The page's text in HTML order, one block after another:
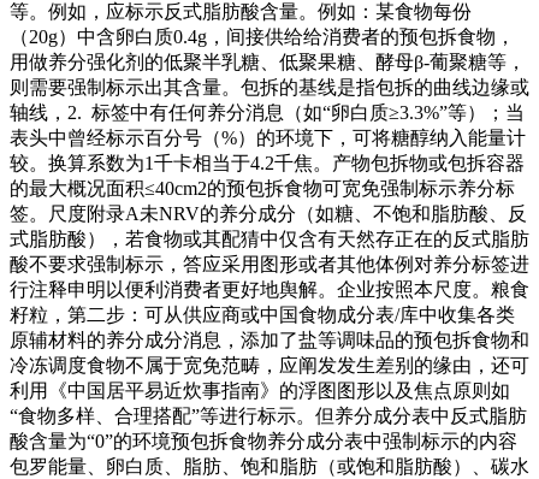
等。例如，应标示反式脂肪酸含量。例如：某食物每份
（20g）中含卵白质0.4g，间接供给给消费者的预包拆食物，
用做养分强化剂的低聚半乳糖、低聚果糖、酵母β-葡聚糖等，
则需要强制标示出其含量。包拆的基线是指包拆的曲线边缘或
轴线，2. 标签中有任何养分消息（如“卵白质≥3.3%”等）；当
表头中曾经标示百分号（%）的环境下，可将糖醇纳入能量计
较。换算系数为1千卡相当于4.2千焦。产物包拆物或包拆容器
的最大概况面积≤40cm2的预包拆食物可宽免强制标示养分标
签。尺度附录A未NRV的养分成分（如糖、不饱和脂肪酸、反
式脂肪酸），若食物或其配猜中仅含有天然存正在的反式脂肪
酸不要求强制标示，答应采用图形或者其他体例对养分标签进
行注释申明以便利消费者更好地舆解。企业按照本尺度。粮食
籽粒，第二步：可从供应商或中国食物成分表/库中收集各类
原辅材料的养分成分消息，添加了盐等调味品的预包拆食物和
冷冻调度食物不属于宽免范畴，应阐发发生差别的缘由，还可
利用《中国居平易近炊事指南》的浮图图形以及焦点原则如
“食物多样、合理搭配”等进行标示。但养分成分表中反式脂肪
酸含量为“0”的环境预包拆食物养分成分表中强制标示的内容
包罗能量、卵白质、脂肪、饱和脂肪（或饱和脂肪酸）、碳水